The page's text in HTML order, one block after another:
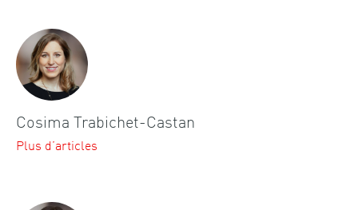
Cosima Trabichet-Castan
Plus d’articles